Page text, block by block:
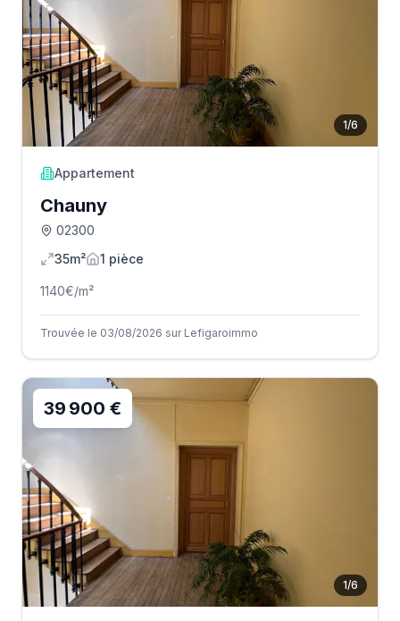
1/6
Appartement
Chauny
02300
35m²
1 pièce
1140€/m²
Trouvée le 03/08/2026 sur Lefigaroimmo
1/6
39 900 €